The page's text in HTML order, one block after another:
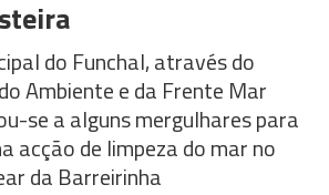
do Funchal, através do
Ambiente e da Frente Mar
se a alguns mergulhares para
acção de limpeza do mar no
da Barreirinha